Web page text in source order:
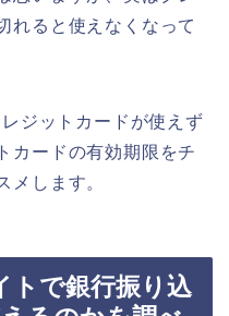
れると使えなくなって
ジットカードが使えず
カードの有効期限をチ
メします。
トで銀行振り込